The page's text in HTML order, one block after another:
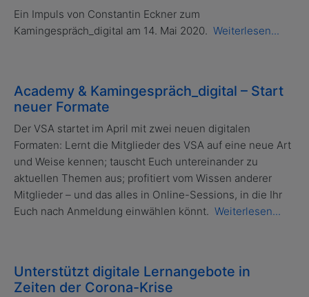
Ein Impuls von Constantin Eckner zum
Kamingespräch_digital am 14. Mai 2020. Weiterlesen...
Academy & Kamingespräch_digital – Start
neuer Formate
Der VSA startet im April mit zwei neuen digitalen
Formaten: Lernt die Mitglieder des VSA auf eine neue Art
und Weise kennen; tauscht Euch untereinander zu
aktuellen Themen aus; profitiert vom Wissen anderer
Mitglieder – und das alles in Online-Sessions, in die Ihr
Euch nach Anmeldung einwählen könnt. Weiterlesen...
Unterstützt digitale Lernangebote in
Zeiten der Corona-Krise